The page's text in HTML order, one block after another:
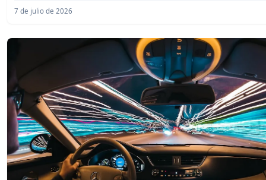
7 de julio de 2026